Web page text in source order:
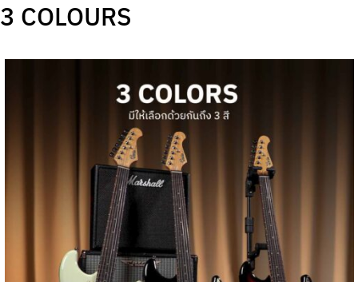
3 COLOURS